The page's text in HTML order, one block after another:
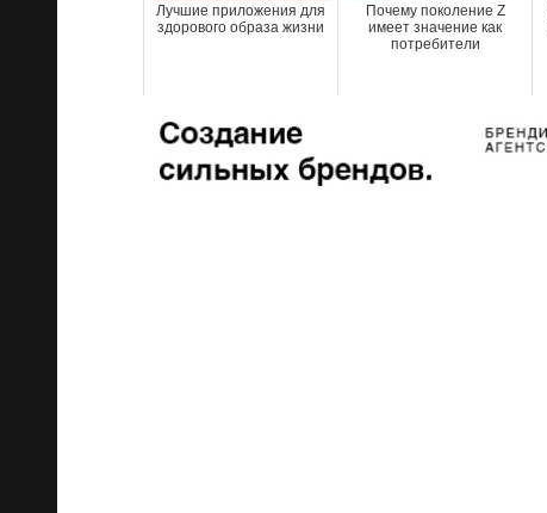
Лучшие приложения для
здорового образа жизни
Почему поколение Z
имеет значение как
потребители